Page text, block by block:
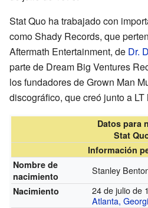
Stat Quo ha trabajado con
como Shady Records, que
Aftermath Entertainment, de Dr.
parte de Dream Big Ventures
los fundadores de Grown Man
discográfico, que creó junto a LT
Datos para
Stat
Información
Nombre de
nacimiento
Stanley
Nacimiento
24 de julio de
Atlanta,